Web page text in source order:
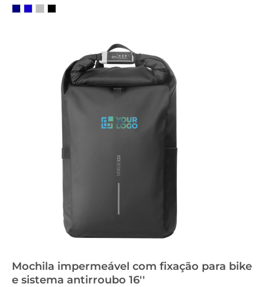
Mochila impermeável com fixação para bike
e sistema antirroubo 16''